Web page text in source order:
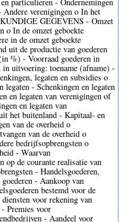
verenigingen o In het
GEGEVENS - Omzet
o In de omzet geboekte
in de omzet geboekte
uit de productie van goederen
%) - Voorraad goederen in
uitvoering: toename (afname) -
legaten en subsidies o
legaten - Schenkingen en legaten
en legaten van verenigingen of
en legaten van
het buitenland - Kapitaal- en
van de overheid o
van de overheid o
bedrijfsopbrengsten o
- Waarvan
op de courante realisatie van
- Handelsgoederen,
- Aankoop van
bestemd voor de
voor rekening van
Premies voor
- Aandeel voor